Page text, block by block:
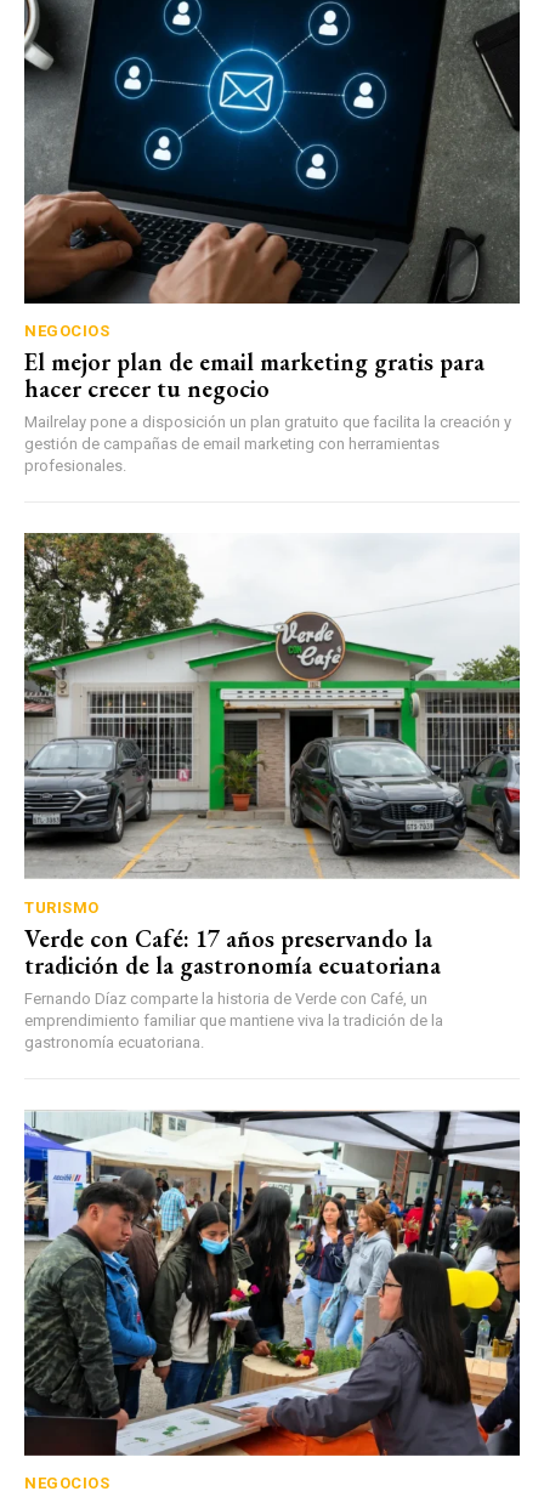
NEGOCIOS
El mejor plan de email marketing gratis para
hacer crecer tu negocio
Mailrelay pone a disposición un plan gratuito que facilita la creación y
gestión de campañas de email marketing con herramientas
profesionales.
TURISMO
Verde con Café: 17 años preservando la
tradición de la gastronomía ecuatoriana
Fernando Díaz comparte la historia de Verde con Café, un
emprendimiento familiar que mantiene viva la tradición de la
gastronomía ecuatoriana.
NEGOCIOS